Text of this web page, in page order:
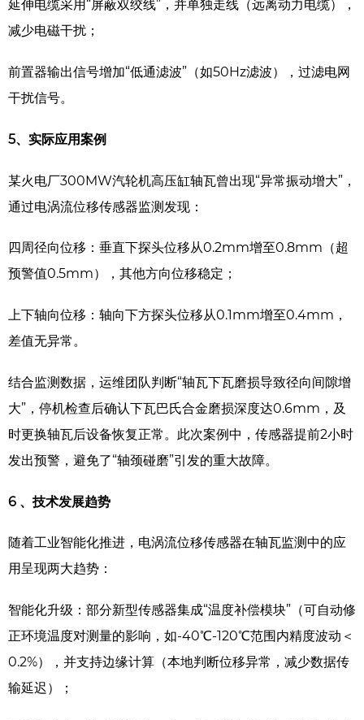
延伸电缆采用“屏蔽双绞线”，并单独走线（远离动力电缆），
减少电磁干扰；
前置器输出信号增加“低通滤波”（如50Hz滤波），过滤电网
干扰信号。
5、 实际应用案例
某火电厂300MW汽轮机高压缸轴瓦曾出现“异常振动增大”，
通过电涡流位移传感器监测发现：
四周径向位移：垂直下探头位移从0.2mm增至0.8mm（超
预警值0.5mm），其他方向位移稳定；
上下轴向位移：轴向下方探头位移从0.1mm增至0.4mm，
差值无异常。
结合监测数据，运维团队判断“轴瓦下瓦磨损导致径向间隙增
大”，停机检查后确认下瓦巴氏合金磨损深度达0.6mm，及
时更换轴瓦后设备恢复正常。此次案例中，传感器提前2小时
发出预警，避免了“轴颈碰磨”引发的重大故障。
6 、 技术发展趋势
随着工业智能化推进，电涡流位移传感器在轴瓦监测中的应
用呈现两大趋势：
智能化升级：部分新型传感器集成“温度补偿模块”（可自动修
正环境温度对测量的影响，如-40℃-120℃范围内精度波动＜
0.2%），并支持边缘计算（本地判断位移异常，减少数据传
输延迟）；